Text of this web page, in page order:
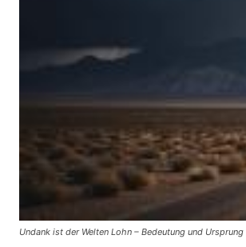
Undank ist der Welten Lohn – Bedeutung und Ursprung